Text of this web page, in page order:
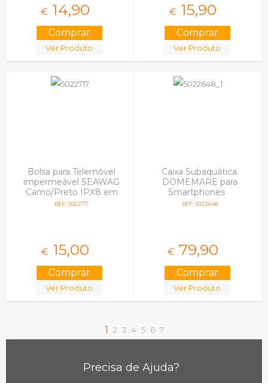
€ 14,90
Ver Produto
€ 15,90
Ver Produto
Bolsa para Telemóvel
impermeável SEAWAG
Camo/Preto IPX8 em
Blister
REF: 5022717
€ 15,00
Ver Produto
Caixa Subaquática
DOMEMARE para
Smartphones
REF: 5022648
€ 79,90
Ver Produto
1 2 3 4 5 6 7
Precisa de Ajuda?